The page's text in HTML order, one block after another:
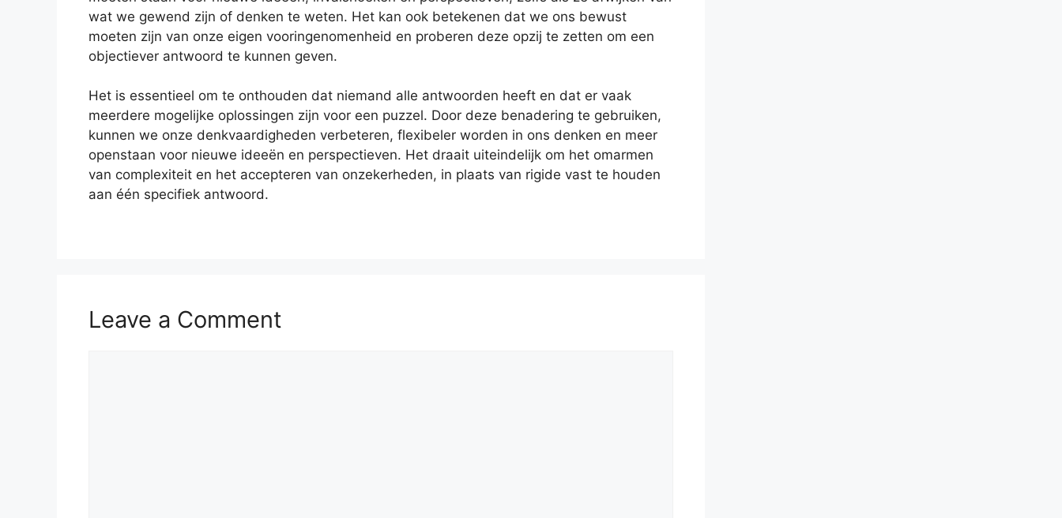
wat we gewend zijn of denken te weten. Het kan ook betekenen dat we ons bewust
moeten zijn van onze eigen vooringenomenheid en proberen deze opzij te zetten om een
objectiever antwoord te kunnen geven.
Het is essentieel om te onthouden dat niemand alle antwoorden heeft en dat er vaak
meerdere mogelijke oplossingen zijn voor een puzzel. Door deze benadering te gebruiken,
kunnen we onze denkvaardigheden verbeteren, flexibeler worden in ons denken en meer
openstaan voor nieuwe ideeën en perspectieven. Het draait uiteindelijk om het omarmen
van complexiteit en het accepteren van onzekerheden, in plaats van rigide vast te houden
aan één specifiek antwoord.
Leave a Comment